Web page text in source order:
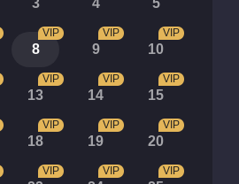
3 4 5
8
VIP
9
VIP
10
VIP
13
VIP
14
VIP
15
VIP
18
VIP
19
VIP
20
VIP
VIP VIP VIP